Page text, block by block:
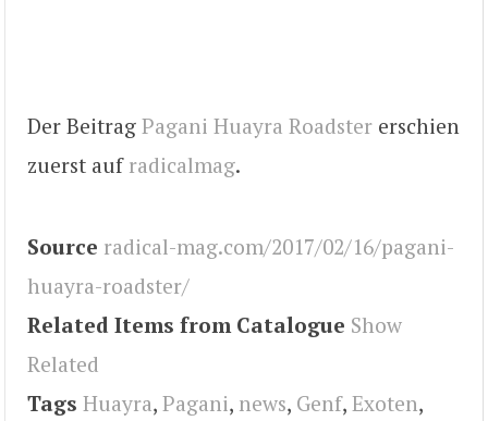
Der Beitrag Pagani Huayra Roadster erschien
zuerst auf radicalmag.
Source radical-mag.com/2017/02/16/pagani-
huayra-roadster/
Related Items from Catalogue Show
Related
Tags Huayra, Pagani, news, Genf, Exoten,